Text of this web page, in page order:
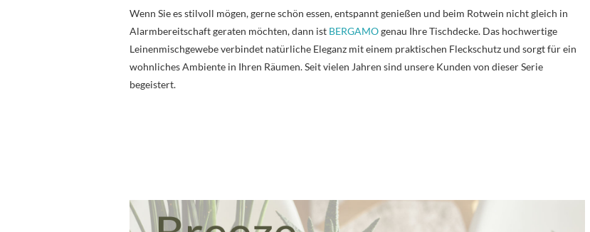
Wenn Sie es stilvoll mögen, gerne schön essen, entspannt genießen und beim Rotwein nicht gleich in
Alarmbereitschaft geraten möchten, dann ist BERGAMOgenau Ihre Tischdecke. Das hochwertige
Leinenmischgewebe verbindet natürliche Eleganz mit einem praktischen Fleckschutz und sorgt für ein
wohnliches Ambiente in Ihren Räumen. Seit vielen Jahren sind unsere Kunden von dieser Serie
begeistert.